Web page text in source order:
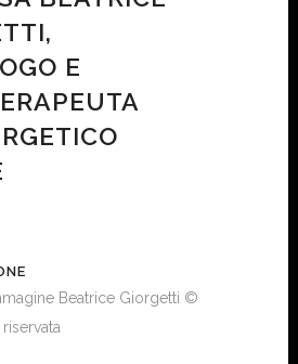
E
Beatrice Giorgetti ©